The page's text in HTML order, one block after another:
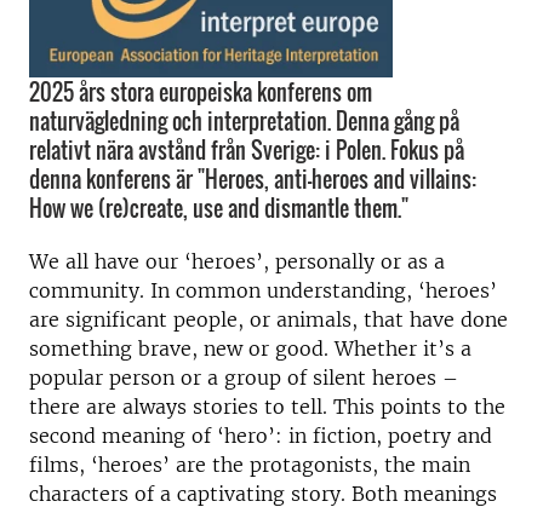
2025 års stora europeiska konferens om
naturvägledning och interpretation. Denna gång på
relativt nära avstånd från Sverige: i Polen. Fokus på
denna konferens är "Heroes, anti-heroes and villains:
How we (re)create, use and dismantle them."
We all have our ‘heroes’, personally or as a
community. In common understanding, ‘heroes’
are significant people, or animals, that have done
something brave, new or good. Whether it’s a
popular person or a group of silent heroes –
there are always stories to tell. This points to the
second meaning of ‘hero’: in fiction, poetry and
films, ‘heroes’ are the protagonists, the main
characters of a captivating story. Both meanings